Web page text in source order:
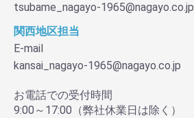
tsubame_nagayo-1965@nagayo.co.jp
関西地区担当
E-mail
kansai_nagayo-1965@nagayo.co.jp
お電話での受付時間
9:00～17:00（弊社休業日は除く）